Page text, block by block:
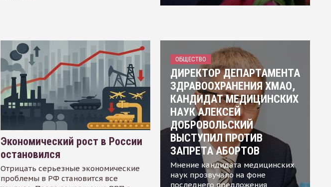
Экономический рост в России
остановился
Отрицать серьезные экономические
проблемы в РФ становится все
ОБЩЕСТВО
ДИРЕКТОР ДЕПАРТАМЕНТА
ЗДРАВООХРАНЕНИЯ ХМАО,
КАНДИДАТ МЕДИЦИНСКИХ
НАУК АЛЕКСЕЙ
ДОБРОВОЛЬСКИЙ
ВЫСТУПИЛ ПРОТИВ
ЗАПРЕТА АБОРТОВ
Мнение кандидата медицинских
наук прозвучало на фоне
последнего предложения